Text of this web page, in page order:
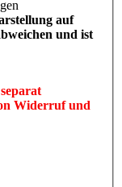
auf
und ist
Widerruf und